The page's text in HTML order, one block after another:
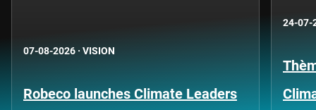
07-08-2026 · VISION
Robeco launches Climate Leaders
24-07-